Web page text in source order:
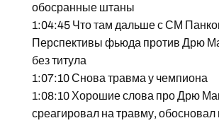
обосранные штаны
1:04:45 Что там дальше с СМ
Перспективы фьюда против Дрю
без титула
1:07:10 Снова травма у чемпиона
1:08:10 Хорошие слова про Дрю
среагировал на травму,